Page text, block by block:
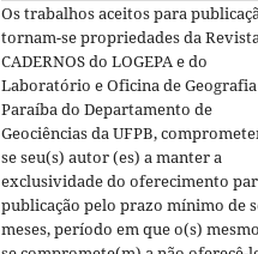
Os trabalhos aceitos para
tornam-se propriedades da Revista
CADERNOS do LOGEPA e do
Laboratório e Oficina de Geografia
Paraíba do Departamento de
Geociências da UFPB,
se seu(s) autor (es) a manter a
exclusividade do oferecimento
publicação pelo prazo mínimo de
meses, período em que o(s)